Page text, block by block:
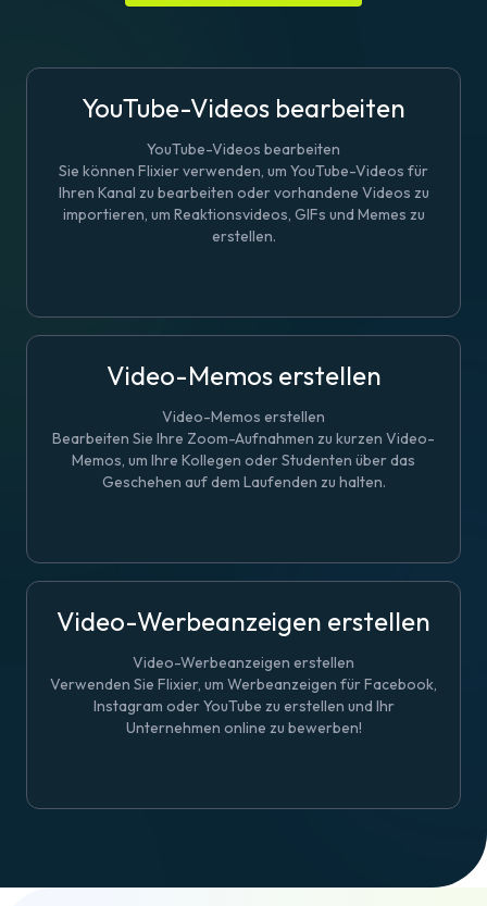
YouTube-Videos bearbeiten
YouTube-Videos bearbeiten
Sie können Flixier verwenden, um YouTube-Videos für
Ihren Kanal zu bearbeiten oder vorhandene Videos zu
importieren, um Reaktionsvideos, GIFs und Memes zu
erstellen.
Video-Memos erstellen
Video-Memos erstellen
Bearbeiten Sie Ihre Zoom-Aufnahmen zu kurzen Video-
Memos, um Ihre Kollegen oder Studenten über das
Geschehen auf dem Laufenden zu halten.
Video-Werbeanzeigen erstellen
Video-Werbeanzeigen erstellen
Verwenden Sie Flixier, um Werbeanzeigen für Facebook,
Instagram oder YouTube zu erstellen und Ihr
Unternehmen online zu bewerben!